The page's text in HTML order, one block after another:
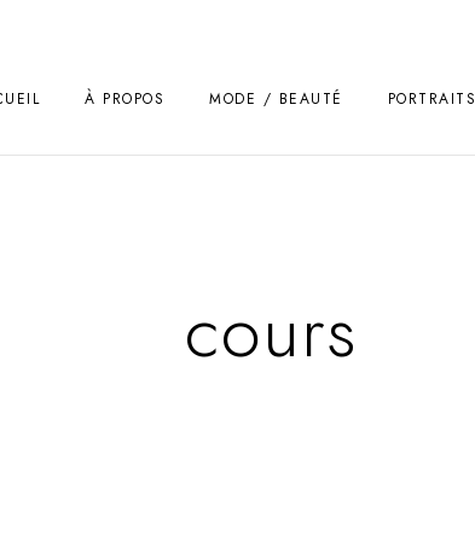
À PROPOS MODE / BEAUTÉ PORTRAITS
cours